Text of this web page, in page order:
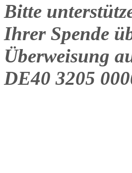
Bitte
Ihrer Spende
Überweisung
DE40 3205